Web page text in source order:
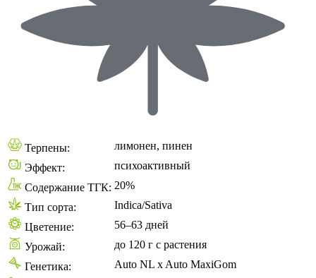
Терпены:
лимонен, пинен
Эффект:
психоактивный
Содержание ТГК: 20%
Тип сорта:
Indica/Sativa
Цветение:
56–63 дней
Урожай:
до 120 г с растения
Генетика:
Auto NL x Auto MaxiGom